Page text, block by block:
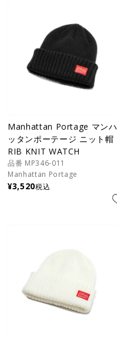
Manhattan Portage マンハ
ッタンポーテージ ニット帽
RIB KNIT WATCH
品番 MP346-011
Manhattan Portage
¥3,520税込